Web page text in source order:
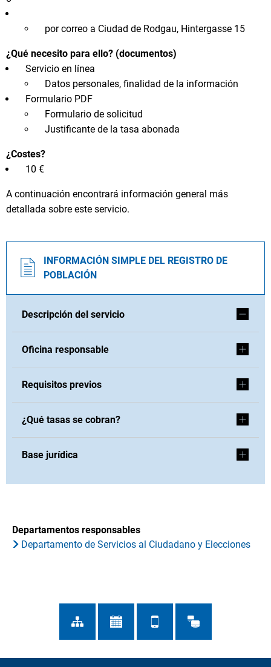
por correo a Ciudad de Rodgau, Hintergasse 15
¿Qué necesito para ello? (documentos)
Servicio en línea
Datos personales, finalidad de la información
Formulario PDF
Formulario de solicitud
Justificante de la tasa abonada
¿Costes?
10 €
A continuación encontrará información general más
detallada sobre este servicio.
INFORMACIÓN SIMPLE DEL REGISTRO DE
POBLACIÓN
Descripción del servicio
Oficina responsable
Requisitos previos
¿Qué tasas se cobran?
Base jurídica
Departamentos responsables
Departamento de Servicios al Ciudadano y Elecciones